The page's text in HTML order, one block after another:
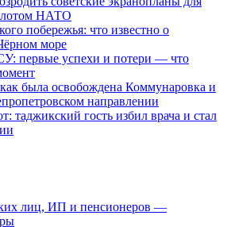
НАТО
побережья: что известно о
море
первые успехи и потери — что
была освобождена Коммунаровка и
направлении
таджикский гость избил врача и стал
лиц, ИП и пенсионеров —